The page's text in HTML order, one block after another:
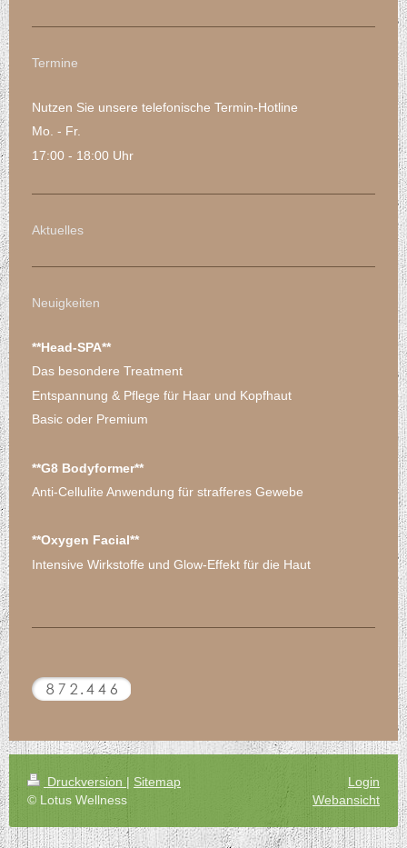
Termine
Nutzen Sie unsere telefonische Termin-Hotline
Mo. - Fr.
17:00 - 18:00 Uhr
Aktuelles
Neuigkeiten
**Head-SPA**
Das besondere Treatment
Entspannung & Pflege für Haar und Kopfhaut
Basic oder Premium
**G8 Bodyformer**
Anti-Cellulite Anwendung für strafferes Gewebe
**Oxygen Facial**
Intensive Wirkstoffe und Glow-Effekt für die Haut
Druckversion | Sitemap
© Lotus Wellness
Login
Webansicht